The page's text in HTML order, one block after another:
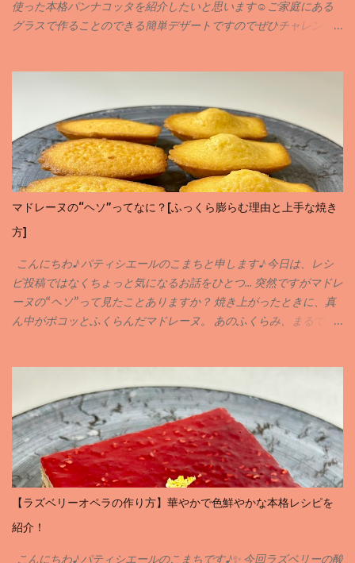
使った本格パンナコッタを紹介したいと思います☺️ご家庭にある
グラスで作ることのできる簡単デザートですのでぜひチャレンジ
らいました♪ 当サイトではお菓子のレシピや作り方を紹介させても
らっています。材料のことや作り方など気になることがありまし
たらお気軽にコメントやインスタグラム、X等でDMしていただけ
ると嬉しいです✨ それではレシピにまいります♪
マドレーヌの“ヘソ”ってなに？[ふっくら膨らむ理由と上手な焼き
方]
こんにちわ♪ パティシエールのこまちと申します♪ 今日は、レシ
ピ投稿ではなくちょっと気になるお話をひとつ… 突然ですがマドレ
ーヌの“ヘソ”って見たことありますか？ 焼き上がったときに、真
ん中がポコッとふくらんだマドレーヌ。 あのふくらみ、まるで
火が入ります。 しっかり冷やした生地を熱々のオーブンに入れる
と、 外側からどんどん焼けて、 中が押し上げられるようにふくら
む んです。 その結果できるのが… そう、まあるい“ヘソ”なんです♪
ヘソはあった方がいいのか❓❓ ヘソがあると、「ふっくら焼けた」
「高さが出た」という目安にもなります♪ でも、なめらかな表面
の“ヘソなし”マドレーヌも最近は人気で、 上品でころんとした見
た目が可愛いんです。 どちらも美味しく仕上がるので、 好みでOK
ですよ♪ ヘソを出す or 出さない？ 焼き方のちがい♪ ヘソを出した
【ラズベリーオペラの作り方】華やかで色鮮やかな本格レシピを
紹介！
こんにちわ♪ パティシエールのこまちです♪✨ 今回ラズベリーの酸